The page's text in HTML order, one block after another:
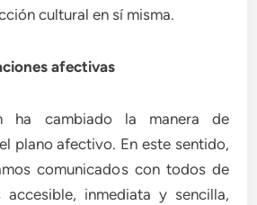
cultural en sí misma.
afectivas
ha cambiado la manera de
plano afectivo. En este sentido,
comunicados con todos de
accesible, inmediata y sencilla,